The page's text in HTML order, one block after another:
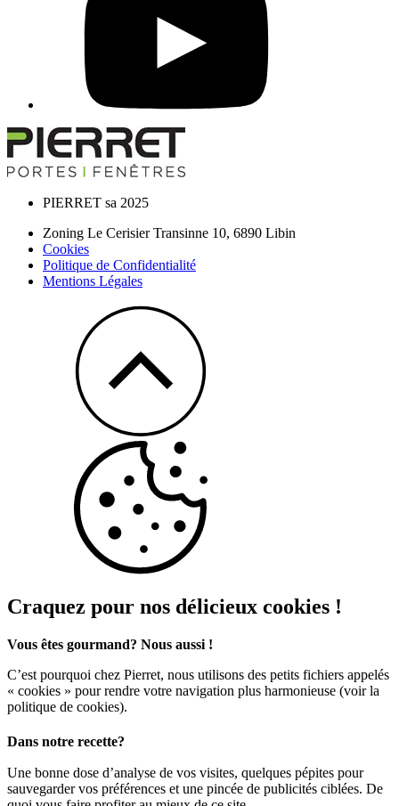
PIERRET sa 2025
Zoning Le Cerisier Transinne 10, 6890 Libin
Cookies
Politique de Confidentialité
Mentions Légales
Craquez pour nos délicieux cookies !
Vous êtes gourmand? Nous aussi !
C’est pourquoi chez Pierret, nous utilisons des petits fichiers appelés
« cookies » pour rendre votre navigation plus harmonieuse (voir la
politique de cookies).
Dans notre recette?
Une bonne dose d’analyse de vos visites, quelques pépites pour
sauvegarder vos préférences et une pincée de publicités ciblées. De